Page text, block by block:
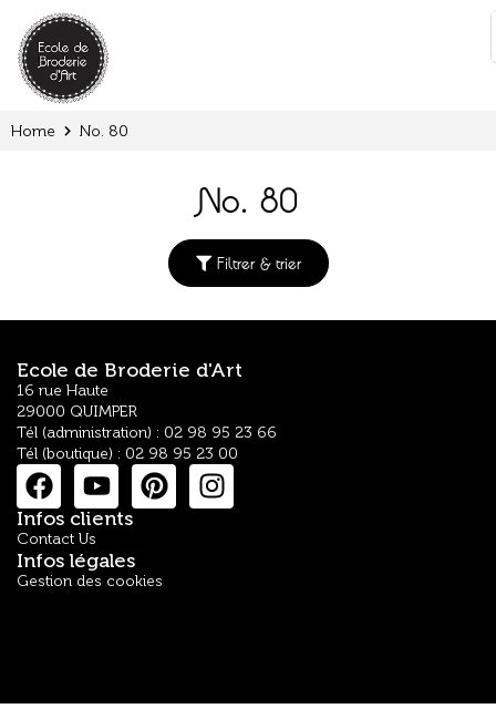
:
Home No. 80
No. 80
Filtrer & trier
Ecole de Broderie d'Art
16 rue Haute
29000 QUIMPER
Tél (administration) : 02 98 95 23 66
Tél (boutique) : 02 98 95 23 00
Infos clients
Contact Us
Infos légales
Gestion des cookies
Cookies management panel